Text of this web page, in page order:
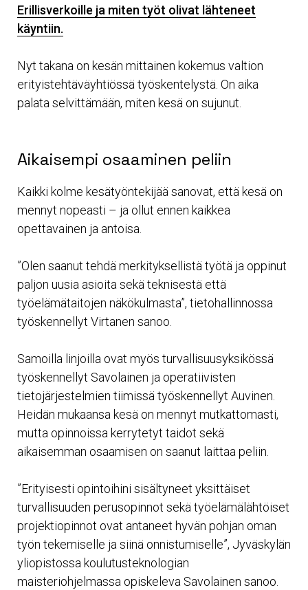
Erillisverkoille ja miten työt olivat lähteneet
käyntiin.
Nyt takana on kesän mittainen kokemus valtion
erityistehtäväyhtiössä työskentelystä. On aika
palata selvittämään, miten kesä on sujunut.
Aikaisempi osaaminen peliin
Kaikki kolme kesätyöntekijää sanovat, että kesä on
mennyt nopeasti – ja ollut ennen kaikkea
opettavainen ja antoisa.
”Olen saanut tehdä merkityksellistä työtä ja oppinut
paljon uusia asioita sekä teknisestä että
työelämätaitojen näkökulmasta”, tietohallinnossa
työskennellyt Virtanen sanoo.
Samoilla linjoilla ovat myös turvallisuusyksikössä
työskennellyt Savolainen ja operatiivisten
tietojärjestelmien tiimissä työskennellyt Auvinen.
Heidän mukaansa kesä on mennyt mutkattomasti,
mutta opinnoissa kerrytetyt taidot sekä
aikaisemman osaamisen on saanut laittaa peliin.
”Erityisesti opintoihini sisältyneet yksittäiset
turvallisuuden perusopinnot sekä työelämälähtöiset
projektiopinnot ovat antaneet hyvän pohjan oman
työn tekemiselle ja siinä onnistumiselle”, Jyväskylän
yliopistossa koulutusteknologian
maisteriohjelmassa opiskeleva Savolainen sanoo.